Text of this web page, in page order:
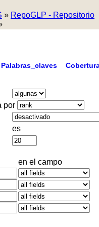
» RepoGLP - Repositorio
Palabras_claves
por
es
en el campo